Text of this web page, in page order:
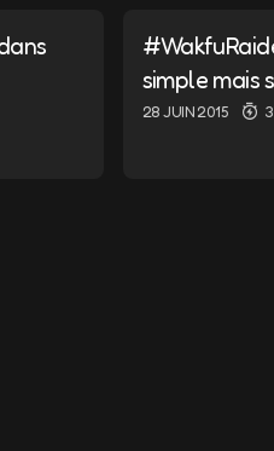
simple mais
28 JUIN 2015